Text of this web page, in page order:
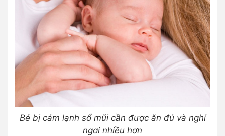
Bé bị cảm lạnh sổ mũi cần được ăn đủ và nghỉ
ngơi nhiều hơn